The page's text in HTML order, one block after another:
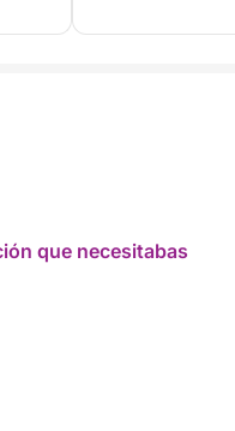
que necesitabas